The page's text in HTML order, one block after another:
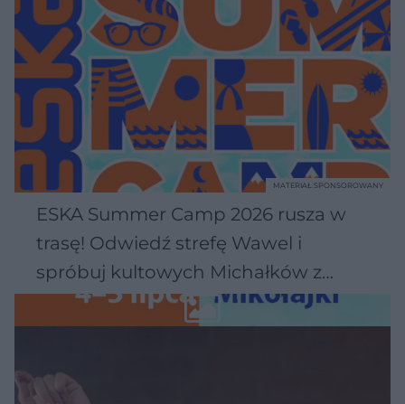
ESKA Summer Camp 2026 rusza w
trasę! Odwiedź strefę Wawel i
spróbuj kultowych Michałków z
Wawelu
MATERIAŁ SPONSOROWANY